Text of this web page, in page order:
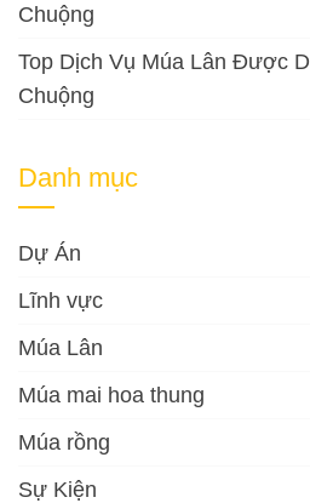
Chuộng
Top Dịch Vụ Múa Lân Được
Chuộng
Danh mục
Dự Án
Lĩnh vực
Múa Lân
Múa mai hoa thung
Múa rồng
Sự Kiện